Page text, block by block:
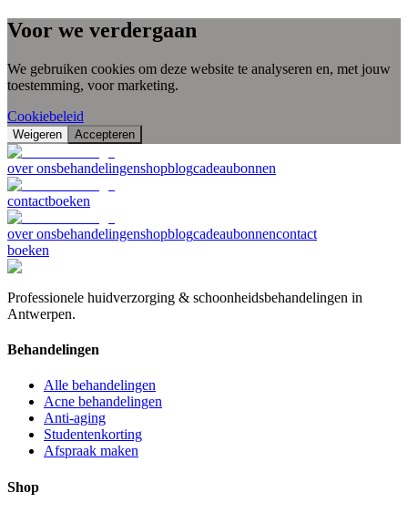
Voor we verdergaan
We gebruiken cookies om deze website te analyseren en, met jouw
toestemming, voor marketing.
Cookiebeleid
Weigeren Accepteren
over onsbehandelingenshopblogcadeaubonnen
contactboeken
over onsbehandelingenshopblogcadeaubonnencontact
boeken
Professionele huidverzorging & schoonheidsbehandelingen in
Antwerpen.
Behandelingen
Alle behandelingen
Acne behandelingen
Anti-aging
Studentenkorting
Afspraak maken
Shop